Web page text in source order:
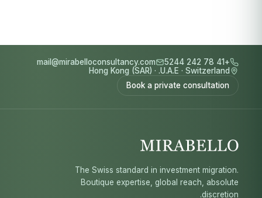
+41 78 242 5244
mail@mirabelloconsultancy.com
Switzerland
·
U.A.E.
·
Hong Kong (SAR)
Book a private consultation
The Swiss standard in investment migration.
Boutique expertise, global reach, absolute
discretion.